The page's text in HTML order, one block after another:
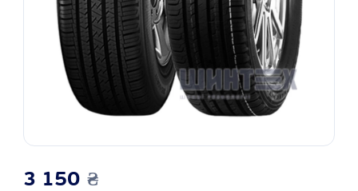
3 150 ₴